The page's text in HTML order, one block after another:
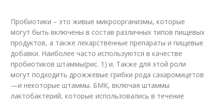
Пробиотики – это живые микроорганизмы, которые
могут быть включены в состав различных типов пищевых
продуктов, а также лекарственные препараты и пищевые
добавки. Наиболее часто используются в качестве
пробиотиков штаммы(рис. 1) и. Также для этой роли
могут подходить дрожжевые грибки рода сахаромицетов
—и некоторые штаммы. БМК, включая штаммы
лактобактерий, которые использовались в течение